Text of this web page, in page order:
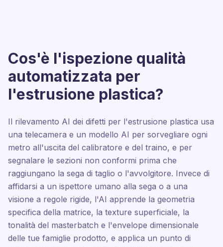
Cos'è l'ispezione qualità
automatizzata per
l'estrusione plastica?
Il rilevamento AI dei difetti per l'estrusione plastica usa
una telecamera e un modello AI per sorvegliare ogni
metro all'uscita del calibratore e del traino, e per
segnalare le sezioni non conformi prima che
raggiungano la sega di taglio o l'avvolgitore. Invece di
affidarsi a un ispettore umano alla sega o a una
visione a regole rigide, l'AI apprende la geometria
specifica della matrice, la texture superficiale, la
tonalità del masterbatch e l'envelope dimensionale
delle tue famiglie prodotto, e applica un punto di